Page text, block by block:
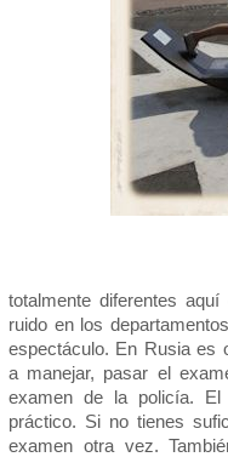
totalmente diferentes
ruido en los
espectáculo. En Rusia es
a manejar, pasar el
examen de la policía.
práctico. Si no tienes
examen otra vez.